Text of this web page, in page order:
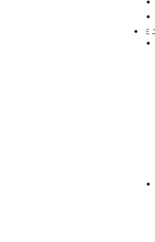
ミ